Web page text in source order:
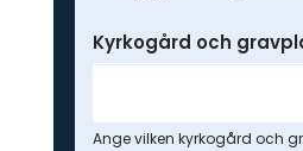
Kyrkogård och
Ange vilken kyrkogård och